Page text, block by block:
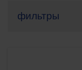
фильтры